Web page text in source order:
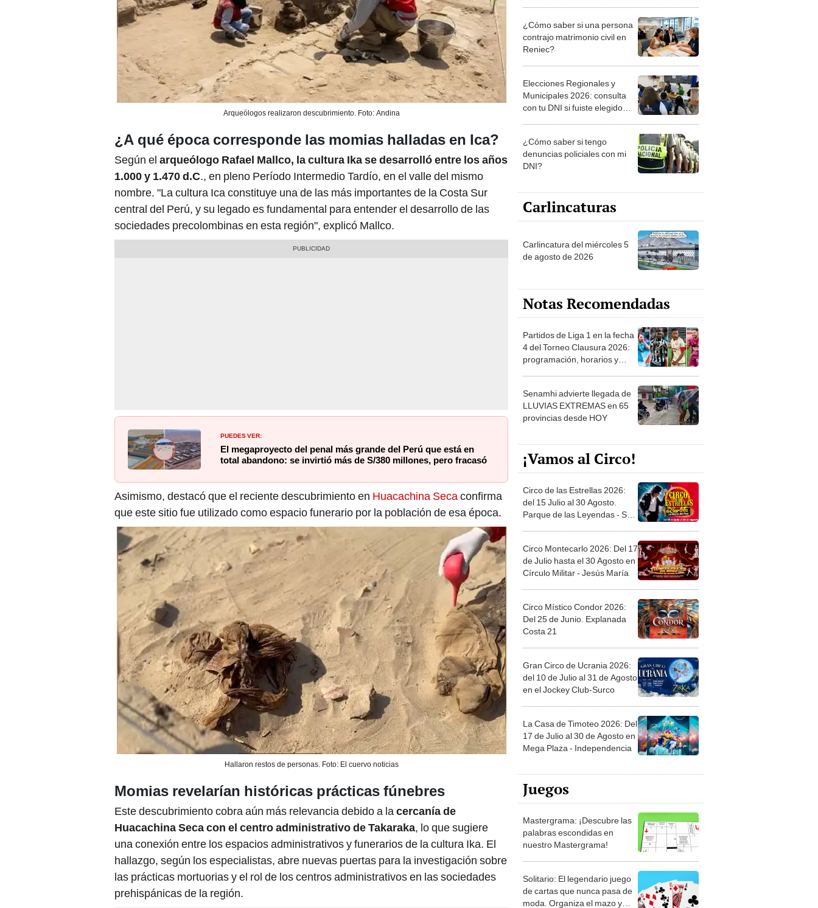
Arqueólogos realizaron descubrimiento. Foto: Andina
¿A qué época corresponde las momias halladas en Ica?
Según el arqueólogo Rafael Mallco, la cultura Ika se desarrolló entre los años
1.000 y 1.470 d.C., en pleno Período Intermedio Tardío, en el valle del mismo
nombre. "La cultura Ica constituye una de las más importantes de la Costa Sur
central del Perú, y su legado es fundamental para entender el desarrollo de las
sociedades precolombinas en esta región", explicó Mallco.
PUEDES VER:
El megaproyecto del penal más grande del Perú que está en
total abandono: se invirtió más de S/380 millones, pero fracasó
Asimismo, destacó que el reciente descubrimiento en Huacachina Secaconfirma
que este sitio fue utilizado como espacio funerario por la población de esa época.
Hallaron restos de personas. Foto: El cuervo noticias
Momias revelarían históricas prácticas fúnebres
Este descubrimiento cobra aún más relevancia debido a la cercanía de
Huacachina Seca con el centro administrativo de Takaraka, lo que sugiere
una conexión entre los espacios administrativos y funerarios de la cultura Ika. El
hallazgo, según los especialistas, abre nuevas puertas para la investigación sobre
las prácticas mortuorias y el rol de los centros administrativos en las sociedades
prehispánicas de la región.
¿Cómo saber si una persona
contrajo matrimonio civil en
Reniec?
Elecciones Regionales y
Municipales 2026: consulta
con tu DNI si fuiste elegido
la ONPE
¿Cómo saber si tengo
denuncias policiales con mi
DNI?
Carlincaturas
Carlincatura del miércoles 5
de agosto de 2026
Notas Recomendadas
Partidos de Liga 1 en la fecha
4 del Torneo Clausura 2026:
programación, horarios y
Senamhi advierte llegada de
LLUVIAS EXTREMAS en 65
provincias desde HOY
¡Vamos al Circo!
Circo de las Estrellas 2026:
del 15 Julio al 30 Agosto.
Parque de las Leyendas - San
Circo Montecarlo 2026: Del 17
de Julio hasta el 30 Agosto en
Círculo Militar - Jesús María
Circo Místico Condor 2026:
Del 25 de Junio. Explanada
Costa 21
Gran Circo de Ucrania 2026:
del 10 de Julio al 31 de Agosto
en el Jockey Club-Surco
La Casa de Timoteo 2026: Del
17 de Julio al 30 de Agosto en
Mega Plaza - Independencia
Juegos
Mastergrama: ¡Descubre las
palabras escondidas en
nuestro Mastergrama!
Solitario: El legendario juego
de cartas que nunca pasa de
moda. Organiza el mazo y